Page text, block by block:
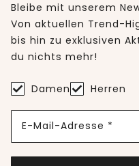
Bleibe mit unserem
Von aktuellen Trend-
bis hin zu exklusiven
du nichts mehr!
Damen Herren
E-Mail-Adresse *